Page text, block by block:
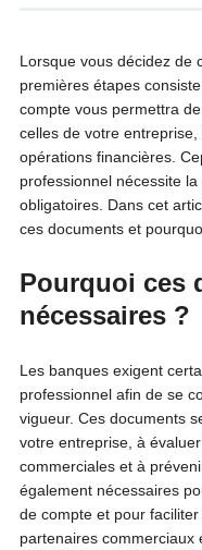
Lorsque vous décidez de
premières étapes
compte vous permettra
celles de votre
opérations financières.
professionnel nécessite
obligatoires. Dans cet
ces documents et
Pourquoi ces
nécessaires ?
Les banques exigent
professionnel afin de se
vigueur. Ces documents
votre entreprise, à
commerciales et à
également nécessaires
de compte et pour
partenaires commerciaux